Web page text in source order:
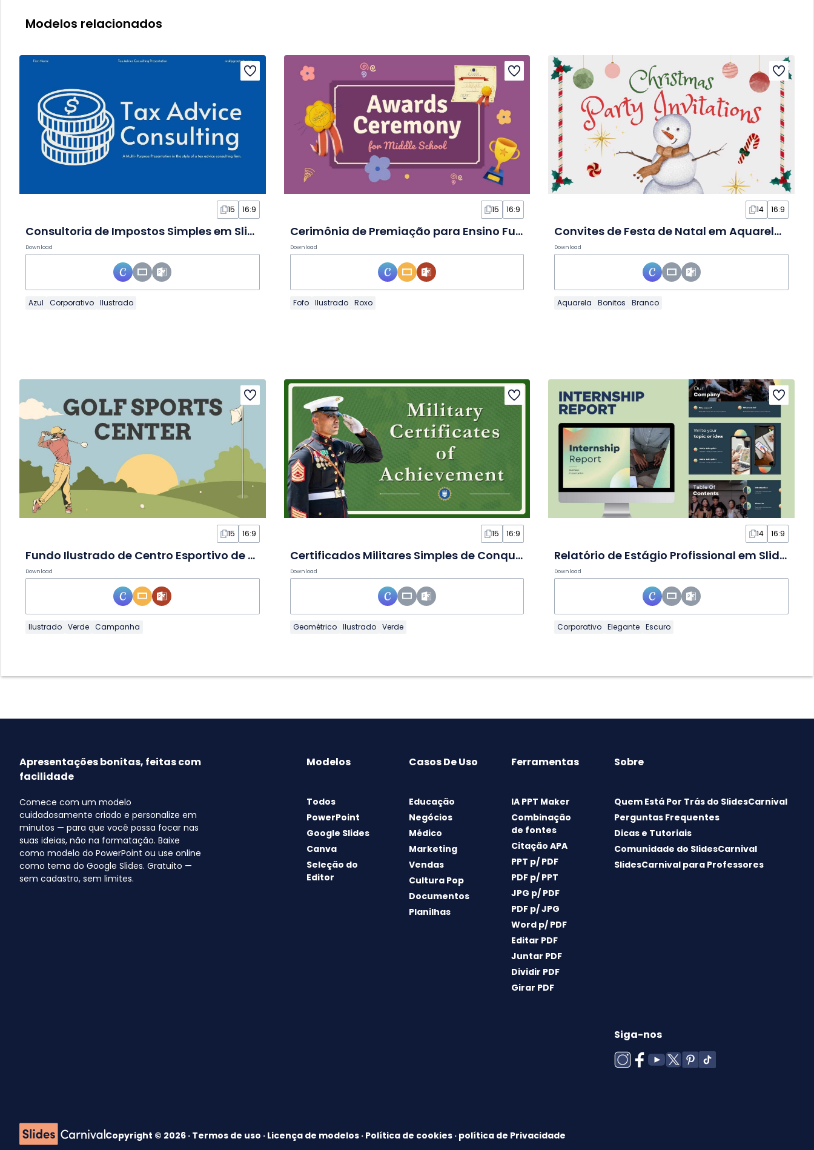
Modelos relacionados
15 16:9
Consultoria de Impostos Simples em Slides
Download
Azul Corporativo Ilustrado
15 16:9
Cerimônia de Premiação para Ensino Fundamental II em Slides
Download
Fofo Ilustrado Roxo
14 16:9
Convites de Festa de Natal em Aquarela em Slides
Download
Aquarela Bonitos Branco
15 16:9
Fundo Ilustrado de Centro Esportivo de Golfe em Slides
Download
Ilustrado Verde Campanha
15 16:9
Certificados Militares Simples de Conquista em Slides
Download
Geométrico Ilustrado Verde
14 16:9
Relatório de Estágio Profissional em Slides
Download
Corporativo Elegante Escuro
Apresentações bonitas, feitas com
facilidade
Comece com um modelo
cuidadosamente criado e personalize em
minutos — para que você possa focar nas
suas ideias, não na formatação. Baixe
como modelo do PowerPoint ou use online
como tema do Google Slides. Gratuito —
sem cadastro, sem limites.
Modelos
Todos
PowerPoint
Google Slides
Canva
Seleção do
Editor
Casos De Uso
Educação
Negócios
Médico
Marketing
Vendas
Cultura Pop
Documentos
Planilhas
Ferramentas
IA PPT Maker
Combinação
de fontes
Citação APA
PPT p/ PDF
PDF p/ PPT
JPG p/ PDF
PDF p/ JPG
Word p/ PDF
Editar PDF
Juntar PDF
Dividir PDF
Girar PDF
Sobre
Quem Está Por Trás do SlidesCarnival
Perguntas Frequentes
Dicas e Tutoriais
Comunidade do SlidesCarnival
SlidesCarnival para Professores
Siga-nos
Copyright © 2026 · Termos de uso · Licença de modelos · Política de cookies · política de Privacidade